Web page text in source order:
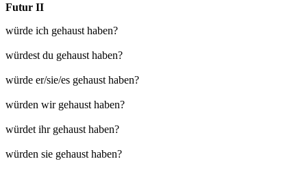
Futur II
würde ich gehaust haben?
würdest du gehaust haben?
würde er/sie/es gehaust haben?
würden wir gehaust haben?
würdet ihr gehaust haben?
würden sie gehaust haben?